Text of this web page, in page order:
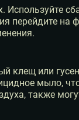
перейдите на
клещ или
мыло,
также